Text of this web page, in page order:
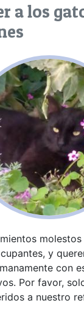
a los
y
con
Por favor,
a nuestro